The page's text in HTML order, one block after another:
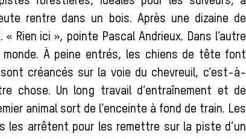
rentre dans un bois. Après une dizaine de
Rien ici », pointe Pascal Andrieux. Dans l’autre
À peine entrés, les chiens de tête font
créancés sur la voie du chevreuil, c’est-à-
chose. Un long travail d’entraînement et de
animal sort de l’enceinte à fond de train. Les
les arrêtent pour les remettre sur la piste d’un